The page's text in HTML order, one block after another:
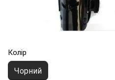
Колір
Чорний